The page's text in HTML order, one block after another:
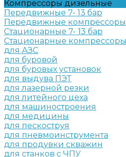
Компрессоры дизельные
Передвижные 7- 13 бар
Передвижные компрессоры
Стационарные 7- 13 бар
Стационарные компрессоры
для АЗС
для буровой
для буровых установок
для выдува ПЭТ
для лазерной резки
для литейного цеха
для машиностроения
для медицины
для пескоструя
для пневмоинструмента
для продувки скважин
для станков с ЧПУ